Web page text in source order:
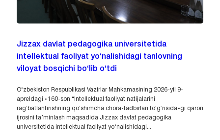
Jizzax davlat pedagogika universitetida
intellektual faoliyat yo‘nalishidagi tanlovning
viloyat bosqichi bo‘lib o‘tdi
O‘zbekiston Respublikasi Vazirlar Mahkamasining 2026-yil 9-
apreldagi «160-son “Intellektual faoliyat natijalarini
ragʻbatlantirishning qoʻshimcha chora-tadbirlari toʻgʻrisida»gi qarori
ijrosini ta’minlash maqsadida Jizzax davlat pedagogika
universitetida intellektual faoliyat yo‘nalishidagi...